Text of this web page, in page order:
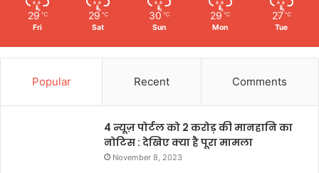
29 ℃
Fri
29 ℃
Sat
30 ℃
Sun
29 ℃
Mon
27 ℃
Tue
Popular Recent Comments
4 न्यूज़ पोर्टल को 2 करोड़ की मानहानि का
नोटिस : देखिए क्या है पूरा मामला
November 8, 2023